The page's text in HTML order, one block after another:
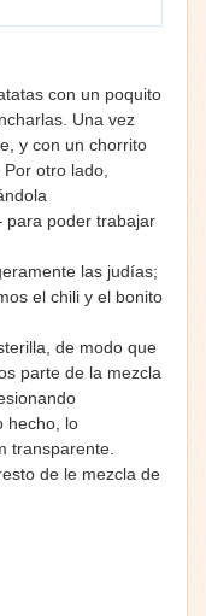
con un poquito
Una vez
y con un chorrito
otro lado,
poder trabajar
las judías;
el chili y el bonito
de modo que
parte de la mezcla
hecho, lo
transparente.
de le mezcla de